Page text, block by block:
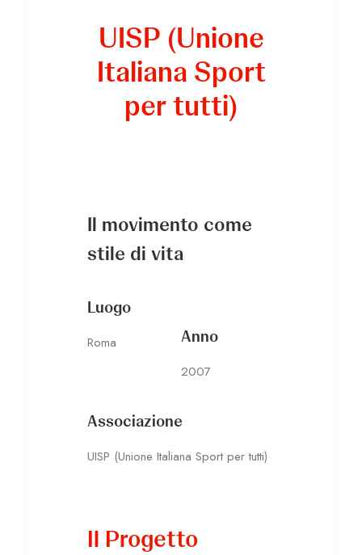
UISP (Unione
Italiana Sport
per tutti)
Il movimento come
stile di vita
Luogo
Roma Anno
2007
Associazione
UISP (Unione Italiana Sport per tutti)
Il Progetto